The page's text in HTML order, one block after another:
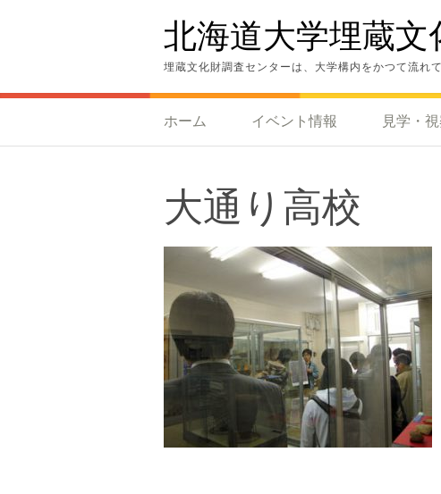
へ
ッ
北海道大学埋蔵
埋蔵文化財調査センターは、大学構内をかつて流れ
ホーム イベント情報 見学・
大通り高校